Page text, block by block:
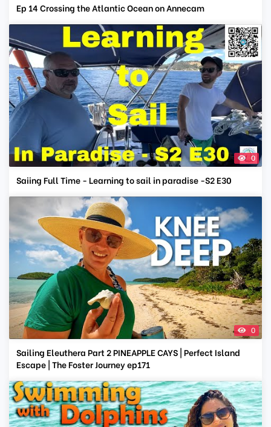
Ep 14 Crossing the Atlantic Ocean on Annecam
0
Saiing Full Time - Learning to sail in paradise -S2 E30
0
Sailing Eleuthera Part 2 PINEAPPLE CAYS | Perfect Island
Escape | The Foster Journey ep171